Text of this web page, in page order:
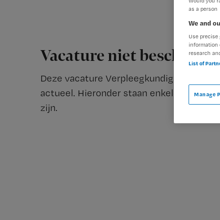
Vacature niet
Deze vacature Verpleegkundige
actueel. Hieronder staan enkele
zijn.
as a person
We and
Use
information
research
List of
Manage